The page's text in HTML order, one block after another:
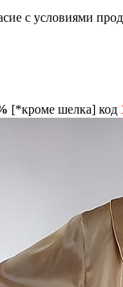
с условиями
[*кроме шелка] код